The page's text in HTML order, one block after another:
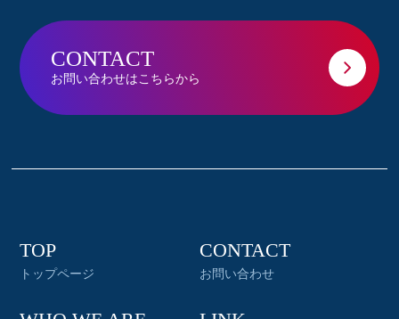
CONTACT
お問い合わせはこちらから
TOP
トップページ
CONTACT
お問い合わせ